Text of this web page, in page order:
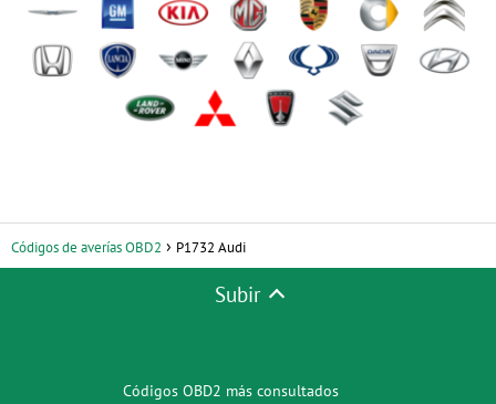
Códigos de averías OBD2 P1732 Audi
Subir
Códigos OBD2 más consultados